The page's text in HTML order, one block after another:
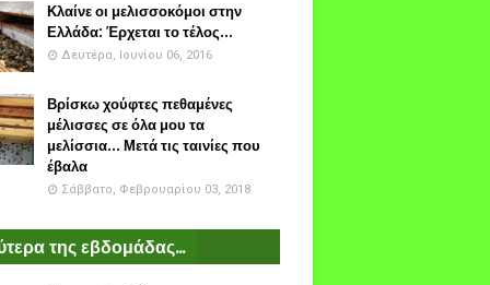
Κλαίνε οι μελισσοκόμοι στην
Ελλάδα: Έρχεται το τέλος...
Δευτέρα, Ιουνίου 06, 2016
Βρίσκω χούφτες πεθαμένες
μέλισσες σε όλα μου τα
μελίσσια... Μετά τις ταινίες που
έβαλα
Σάββατο, Φεβρουαρίου 03, 2018
της εβδομάδας...